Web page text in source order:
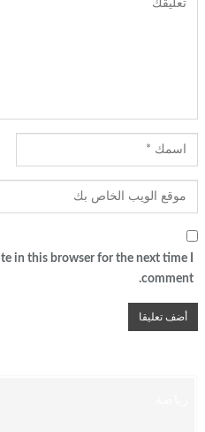
in this browser for the next time I
comment.